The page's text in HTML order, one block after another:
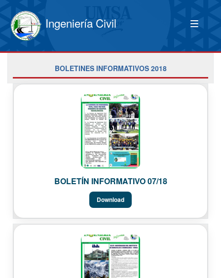
Ingeniería Civil
BOLETINES INFORMATIVOS 2018
BOLETÍN INFORMATIVO 07/18
Download